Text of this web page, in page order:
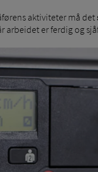
aktiviteter må det
arbeidet er ferdig og